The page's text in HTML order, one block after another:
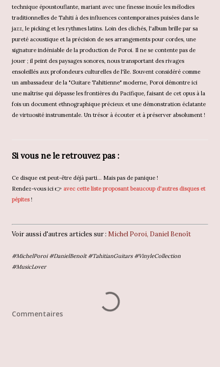
technique époustouflante, mariant avec une finesse inouïe les mélodies
traditionnelles de Tahiti à des influences contemporaines puisées dans le
jazz, le picking et les rythmes latins. Loin des clichés, l'album brille par sa
pureté acoustique et la précision de ses arrangements pour cordes, une
signature indéniable de la production de Poroi. Il ne se contente pas de
jouer ; il peint des paysages sonores, nous transportant des rivages
ensoleillés aux profondeurs culturelles de l'île. Souvent considéré comme
un ambassadeur de la "Guitare Tahitienne" moderne, Poroi démontre ici
une maîtrise qui dépasse les frontières du Pacifique, faisant de cet opus à la
fois un document ethnographique précieux et une démonstration éclatante
de virtuosité instrumentale. Un trésor à écouter et à préserver absolument !
Si vous ne le retrouvez pas :
Ce disque est peut-être déjà parti... Mais pas de panique !
Rendez-vous ici 👉 avec cette liste proposant beaucoup d'autres disques et
pépites!
Voir aussi d'autres articles sur : Michel Poroi, Daniel Benoît
#MichelPoroi #DanielBenoît #TahitianGuitars #VinyleCollection
#MusicLover
Commentaires